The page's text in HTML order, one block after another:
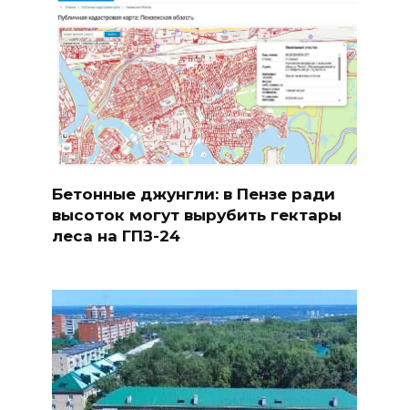
Бетонные джунгли: в Пензе ради
высоток могут вырубить гектары
леса на ГПЗ-24